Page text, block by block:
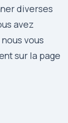
diverses
avez
vous
sur la page